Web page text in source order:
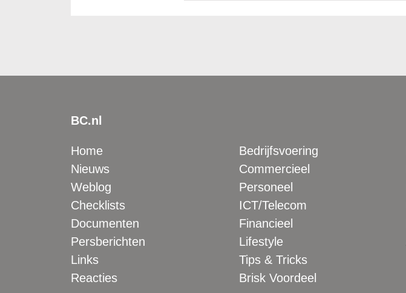
BC.nl
Home
Nieuws
Weblog
Checklists
Documenten
Persberichten
Links
Reacties
Bedrijfsvoering
Commercieel
Personeel
ICT/Telecom
Financieel
Lifestyle
Tips & Tricks
Brisk Voordeel